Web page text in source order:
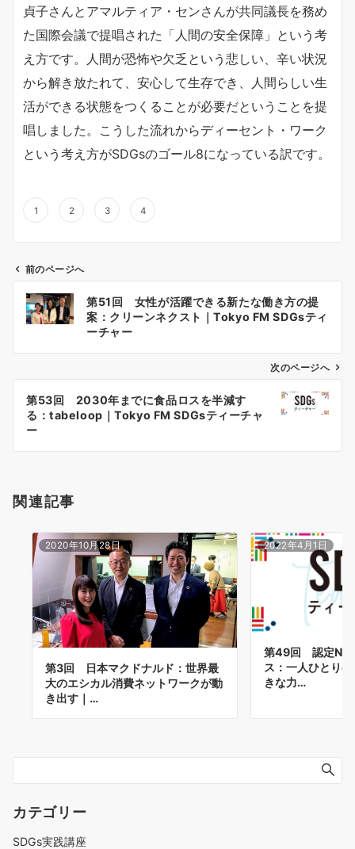
貞子さんとアマルティア・センさんが共同議長を務め
た国際会議で提唱された「人間の安全保障」という考
え方です。人間が恐怖や欠乏という悲しい、辛い状況
から解き放たれて、安心して生存でき、人間らしい生
活ができる状態をつくることが必要だということを提
唱しました。こうした流れからディーセント・ワーク
という考え方がSDGsのゴール8になっている訳です。
1 2 3 4
ン
前のページへ
第51回 女性が活躍できる新たな働き方の提
案：クリーンネクスト｜Tokyo FM SDGsティ
ーチャー
次のページへ
第53回 2030年までに食品ロスを半減す
る：tabeloop｜Tokyo FM SDGsティーチャ
ー
関連記事
2020年10月28日
第3回 日本マクドナルド：世界最
大のエシカル消費ネットワークが動
き出す｜…
2022年4月1日
第49回 認定
ス：一人ひとり
きな力…
カテゴリー
SDGs実践講座